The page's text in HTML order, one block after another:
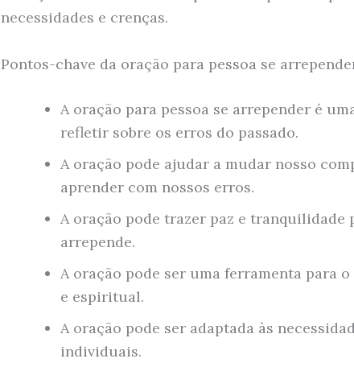
necessidades e crenças.
Pontos-chave da oração para pessoa se
A oração para pessoa se arrepender é
refletir sobre os erros do passado.
A oração pode ajudar a mudar nosso
aprender com nossos erros.
A oração pode trazer paz e tranquilidade
arrepende.
A oração pode ser uma ferramenta para
e espiritual.
A oração pode ser adaptada às
individuais.